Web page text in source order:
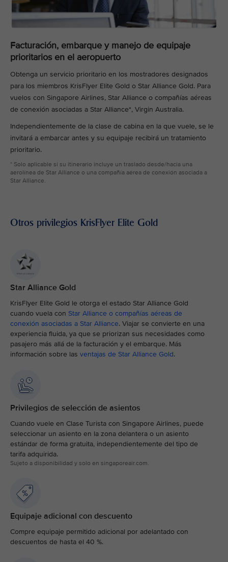
Facturación, embarque y manejo de equipaje
prioritarios en el aeropuerto
Obtenga un servicio prioritario en los mostradores designados
para los miembros KrisFlyer Elite Gold o Star Alliance Gold. Para
vuelos con Singapore Airlines, Star Alliance o compañías aéreas
de conexión asociadas a Star Alliance*, Virgin Australia.
Independientemente de la clase de cabina en la que vuele, se le
invitará a embarcar antes y su equipaje recibirá un tratamiento
prioritario.
* Solo aplicable si su itinerario incluye un traslado desde/hacia una
aerolínea de Star Alliance o una compañía aérea de conexión asociada a
Star Alliance.
Otros privilegios KrisFlyer Elite Gold
Star Alliance Gold
KrisFlyer Elite Gold le otorga el estado Star Alliance Gold
cuando vuela con Star Alliance o compañías aéreas de
conexión asociadas a Star Alliance. Viajar se convierte en una
experiencia fluida, ya que se priorizan sus necesidades como
pasajero más allá de la facturación y el embarque. Más
información sobre las ventajas de Star Alliance Gold.
Privilegios de selección de asientos
Cuando vuele en Clase Turista con Singapore Airlines, puede
seleccionar un asiento en la zona delantera o un asiento
estándar de forma gratuita, independientemente del tipo de
tarifa adquirida.
Sujeto a disponibilidad y solo en singaporeair.com.
Equipaje adicional con descuento
Compre equipaje permitido adicional por adelantado con
descuentos de hasta el 40 %.